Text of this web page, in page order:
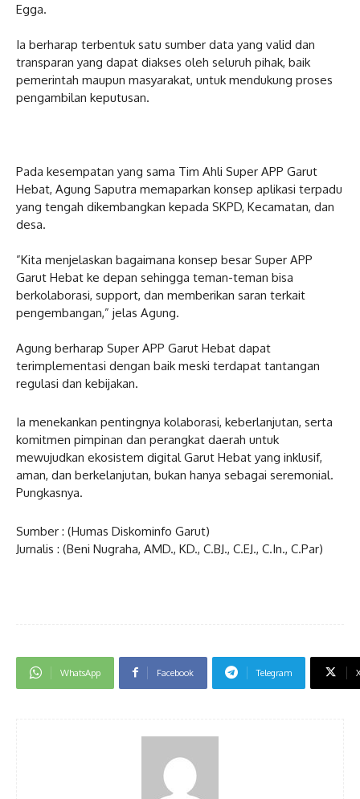
Egga.
‎Ia berharap terbentuk satu sumber data yang valid dan
transparan yang dapat diakses oleh seluruh pihak, baik
pemerintah maupun masyarakat, untuk mendukung proses
pengambilan keputusan.
‎Pada kesempatan yang sama Tim Ahli Super APP Garut
Hebat, Agung Saputra memaparkan konsep aplikasi terpadu
yang tengah dikembangkan kepada SKPD, Kecamatan, dan
desa.
‎”Kita menjelaskan bagaimana konsep besar Super APP
Garut Hebat ke depan sehingga teman-teman bisa
berkolaborasi, support, dan memberikan saran terkait
pengembangan,” jelas Agung.
‎Agung berharap Super APP Garut Hebat dapat
terimplementasi dengan baik meski terdapat tantangan
regulasi dan kebijakan.
Ia menekankan pentingnya kolaborasi, keberlanjutan, serta
komitmen pimpinan dan perangkat daerah untuk
mewujudkan ekosistem digital Garut Hebat yang inklusif,
aman, dan berkelanjutan, bukan hanya sebagai seremonial.
Pungkasnya.
Sumber : (Humas Diskominfo Garut)
Jurnalis : (Beni Nugraha, AMD., KD., C.BJ., C.EJ., C.In., C.Par)
WhatsApp Facebook Telegram